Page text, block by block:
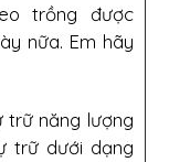
trồng được
nữa. Em hãy
trữ năng lượng
trữ dưới dạng